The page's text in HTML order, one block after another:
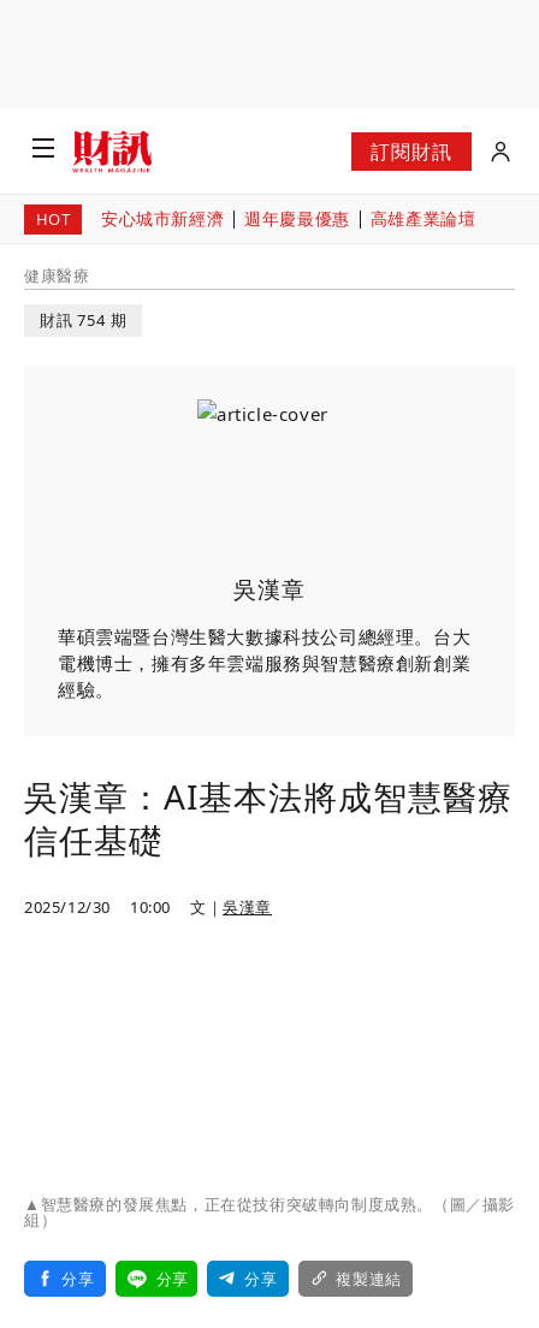
訂閱財訊
HOT 安心城市新經濟 週年慶最優惠 高雄產業論壇
健康醫療
財訊 754 期
吳漢章
華碩雲端暨台灣生醫大數據科技公司總經理。台大
電機博士，擁有多年雲端服務與智慧醫療創新創業
經驗。
吳漢章：AI基本法將成智慧醫療
信任基礎
2025/12/30 10:00 文｜吳漢章
▲智慧醫療的發展焦點，正在從技術突破轉向制度成熟。（圖／攝影
組）
分享 分享 分享 複製連結